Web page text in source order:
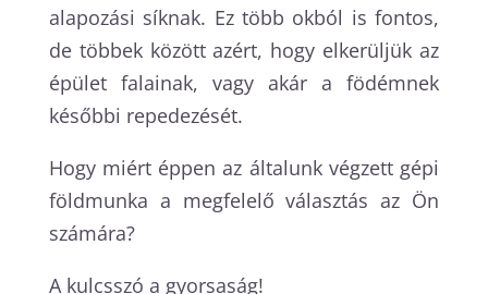
alapozási síknak. Ez több okból is fontos,
de többek között azért, hogy elkerüljük az
épület falainak, vagy akár a födémnek
későbbi repedezését.
Hogy miért éppen az általunk végzett gépi
földmunka a megfelelő választás az Ön
számára?
A kulcsszó a gyorsaság!